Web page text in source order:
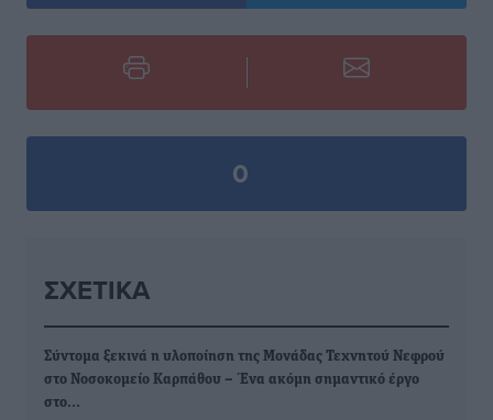
0
ΣΧΕΤΙΚΆ
Σύντομα ξεκινά η υλοποίηση της Μονάδας Τεχνητού Νεφρού
στο Νοσοκομείο Καρπάθου – Ένα ακόμη σημαντικό έργο
στο…